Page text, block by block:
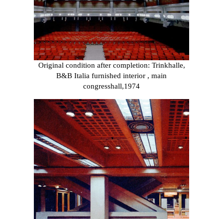
Original condition after completion: Trinkhalle,
B&B Italia furnished interior , main
congresshall,1974